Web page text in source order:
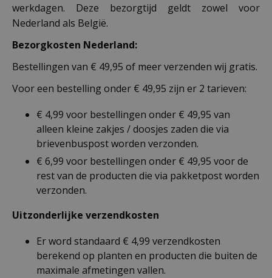
werkdagen. Deze bezorgtijd geldt zowel voor
Nederland als België.
Bezorgkosten Nederland:
Bestellingen van € 49,95 of meer verzenden wij gratis.
Voor een bestelling onder € 49,95 zijn er 2 tarieven:
€ 4,99 voor bestellingen onder € 49,95 van
alleen kleine zakjes / doosjes zaden die via
brievenbuspost worden verzonden.
€ 6,99 voor bestellingen onder € 49,95 voor de
rest van de producten die via pakketpost worden
verzonden.
Uitzonderlijke verzendkosten
Er word standaard € 4,99 verzendkosten
berekend op planten en producten die buiten de
maximale afmetingen vallen.